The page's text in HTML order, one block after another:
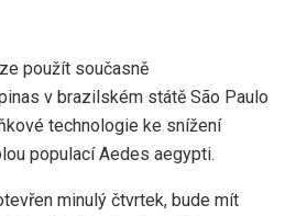
použít současně
v brazilském státě São Paulo
technologie ke snížení
populací Aedes aegypti.
minulý čtvrtek, bude mít